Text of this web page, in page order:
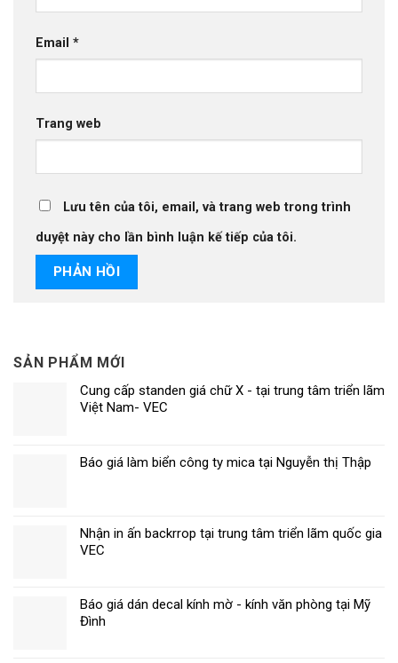
SẢN PHẨM MỚI
Cung cấp standen giá chữ X - tại trung tâm triển lãm
Việt Nam- VEC
Báo giá làm biển công ty mica tại Nguyễn thị Thập
Nhận in ấn backrrop tại trung tâm triển lãm quốc gia
VEC
Báo giá dán decal kính mờ - kính văn phòng tại Mỹ
Đình
Email *
Trang web
Lưu tên của tôi, email, và trang web trong trình
duyệt này cho lần bình luận kế tiếp của tôi.